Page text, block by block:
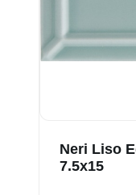
Neri Liso
7.5x15